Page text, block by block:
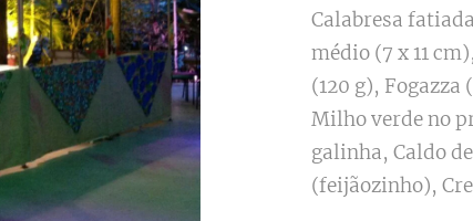
Calabresa
médio (7 x 11
(120 g), Fogazza
Milho verde no
galinha, Caldo
(feijãozinho),